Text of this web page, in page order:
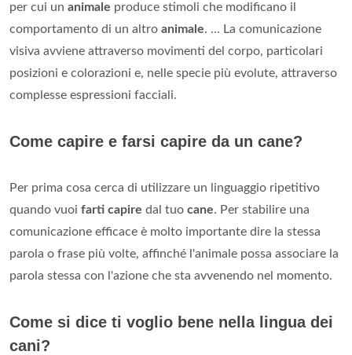
per cui un animale produce stimoli che modificano il
comportamento di un altro animale. ... La comunicazione
visiva avviene attraverso movimenti del corpo, particolari
posizioni e colorazioni e, nelle specie più evolute, attraverso
complesse espressioni facciali.
Come capire e farsi capire da un cane?
Per prima cosa cerca di utilizzare un linguaggio ripetitivo
quando vuoi farti capire dal tuo cane. Per stabilire una
comunicazione efficace è molto importante dire la stessa
parola o frase più volte, affinché l'animale possa associare la
parola stessa con l'azione che sta avvenendo nel momento.
Come si dice ti voglio bene nella lingua dei
cani?